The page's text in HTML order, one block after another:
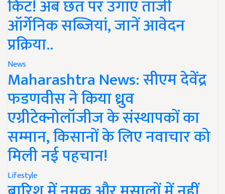
किट! अब छत पर उगाएं ताजी
ऑर्गेनिक सब्जियां, जानें आवेदन
प्रक्रिया..
News
Maharashtra News: सीएम देवेंद्र
फडणवीस ने किया ध्रुव
एग्रीटेक्नोलॉजीज के संस्थापकों का
सम्मान, किसानों के लिए नवाचार को
मिली नई पहचान!
Lifestyle